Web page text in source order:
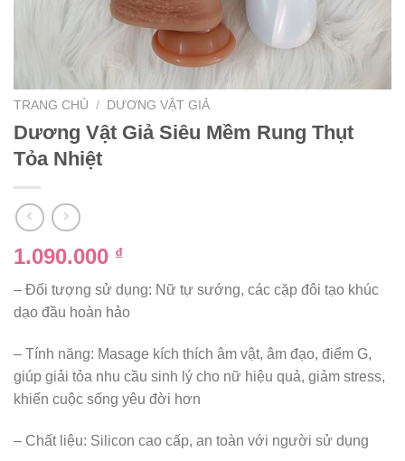
TRANG CHỦ / DƯƠNG VẬT GIẢ
Dương Vật Giả Siêu Mềm Rung Thụt
Tỏa Nhiệt
1.090.000 ₫
– Đối tượng sử dụng: Nữ tự sướng, các cặp đôi tạo khúc
dạo đầu hoàn hảo
– Tính năng: Masage kích thích âm vật, âm đạo, điểm G,
giúp giải tỏa nhu cầu sinh lý cho nữ hiệu quả, giảm stress,
khiến cuộc sống yêu đời hơn
– Chất liệu: Silicon cao cấp, an toàn với người sử dụng